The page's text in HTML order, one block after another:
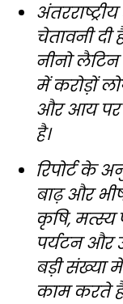
चेतावनी
नीनो लैटिन
में करोड़ों
और आय पर
है।
रिपोर्ट के
बाढ़ और
कृषि, मत्स्य
पर्यटन और
बड़ी संख्या
काम करते